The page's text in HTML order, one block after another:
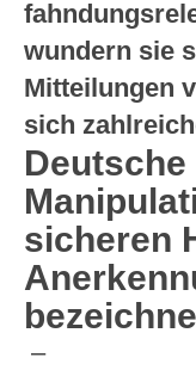
wundern sie
Mitteilungen
sich
sicheren
–